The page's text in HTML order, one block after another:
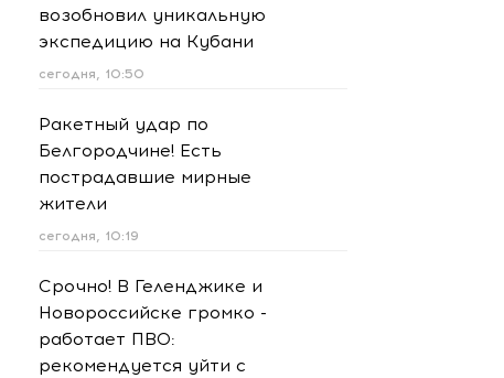
возобновил уникальную
экспедицию на Кубани
сегодня, 10:50
Ракетный удар по
Белгородчине! Есть
пострадавшие мирные
жители
сегодня, 10:19
Срочно! В Геленджике и
Новороссийске громко -
работает ПВО:
рекомендуется уйти с